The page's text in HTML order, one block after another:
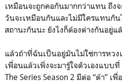
เหมือนจะถูกคอกันมากกว่าแทน ถึง
วันจะเหมือนกันและไม่มีใครแทนกั
สถานะกันนะ ยังไงก็ต้องต่างกันอยู่แ
แล้วถ้าที่ฉันเป็นอยู่มันไม่ใช่การหว
เพื่อนแล้วเพิ่งจะมารู้ใจตัวเองแบบที่
The Series Season 2 มีต่อ “ต้า” เ